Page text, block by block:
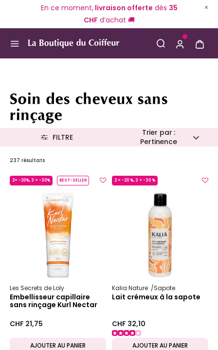
En ce moment,livraison offerte dès 35
CHF d’achat 🚚
Soin des cheveux sans
rinçage
Trier par :
Pertinence
FILTRE
237 résultats
2= -20%, 3 = -30% BEST-SELLER
Les Secrets de Loly
Embellisseur capillaire
sans rinçage Kurl Nectar
CHF 21,75
AJOUTER AU PANIER
2 = -20 %, 3 = -30 %
Kalia Nature Sapote
Lait crémeux à la sapote
CHF 32,10
AJOUTER AU PANIER